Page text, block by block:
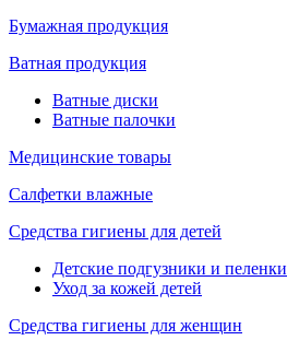
Бумажная продукция
Ватная продукция
Ватные диски
Ватные палочки
Медицинские товары
Салфетки влажные
Средства гигиены для детей
Детские подгузники и пеленки
Уход за кожей детей
Средства гигиены для женщин